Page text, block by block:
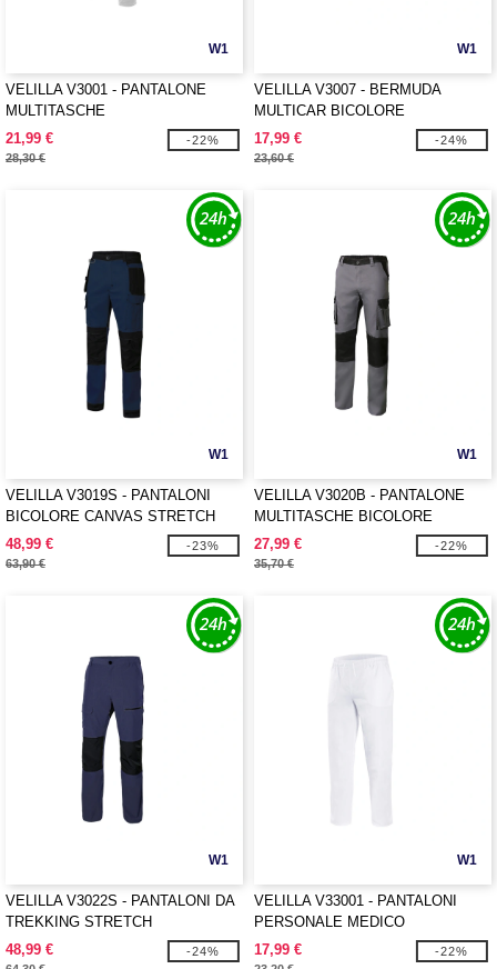
W1
VELILLA V3001 - PANTALONE
MULTITASCHE
21,99 €
28,30 €
-22%
W1
VELILLA V3007 - BERMUDA
MULTICAR BICOLORE
17,99 €
23,60 €
-24%
W1
VELILLA V3019S - PANTALONI
BICOLORE CANVAS STRETCH
48,99 €
63,90 €
-23%
W1
VELILLA V3020B - PANTALONE
MULTITASCHE BICOLORE
27,99 €
35,70 €
-22%
W1
VELILLA V3022S - PANTALONI DA
TREKKING STRETCH
48,99 €
-24%
W1
VELILLA V33001 - PANTALONI
PERSONALE MEDICO
17,99 €
-22%